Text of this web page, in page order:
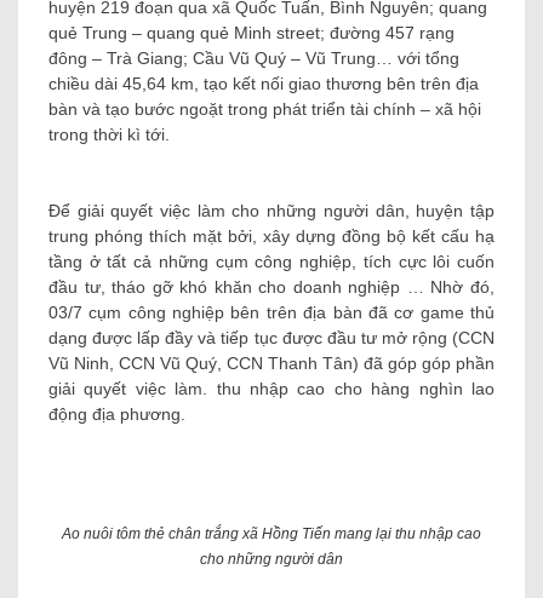
huyện 219 đoạn qua xã Quốc Tuấn, Bình Nguyên; quang
quẻ Trung – quang quẻ Minh street; đường 457 rạng
đông – Trà Giang; Cầu Vũ Quý – Vũ Trung… với tổng
chiều dài 45,64 km, tạo kết nối giao thương bên trên địa
bàn và tạo bước ngoặt trong phát triển tài chính – xã hội
trong thời kì tới.
Để giải quyết việc làm cho những người dân, huyện tập
trung phóng thích mặt bởi, xây dựng đồng bộ kết cấu hạ
tầng ở tất cả những cụm công nghiệp, tích cực lôi cuốn
đầu tư, tháo gỡ khó khăn cho doanh nghiệp … Nhờ đó,
03/7 cụm công nghiệp bên trên địa bàn đã cơ game thủ
dạng được lấp đầy và tiếp tục được đầu tư mở rộng (CCN
Vũ Ninh, CCN Vũ Quý, CCN Thanh Tân) đã góp góp phần
giải quyết việc làm. thu nhập cao cho hàng nghìn lao
động địa phương.
Ao nuôi tôm thẻ chân trắng xã Hồng Tiến mang lại thu nhập cao
cho những người dân